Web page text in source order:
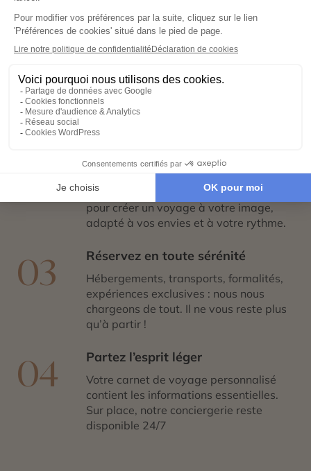
étapes
01
Remplissez notre formulaire en ligne et
laissez libre cours à vos rêves de
idéale…
02 Co-construisez votre itinéraire
Échangez avec un conseiller-expert
pour créer un voyage à votre image,
adapté à vos envies et à votre rythme.
03 Réservez en toute sérénité
Hébergements, transports, formalités,
expériences exclusives : nous nous
chargeons de tout. Il ne vous reste plus
qu’à partir !
04 Partez l’esprit léger
Votre carnet de voyage personnalisé
contient les informations essentielles.
Sur place, notre conciergerie reste
disponible 24/7